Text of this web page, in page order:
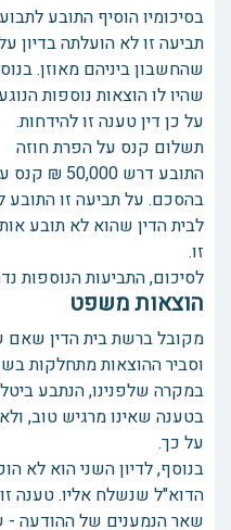
בסיכומיו הוסיף התובע לתבוע: 10,000 ₪ בגין
תביעה זו לא הועלתה בדיון
שהחשבון ביניהם מאוזן.
שהיו לו הוצאות נוספות
על כן דין טענה זו להידחות.
תשלום קנס על הפרת חוזה
התובע דרש
בהסכם. על תביעה זו התובע
לבית הדין שהוא לא תובע
זו.
לסיכום, התביעות הנוספות
הוצאות משפט
מקובל ברשת בית הדין שאם
וסביר ההוצאות מתחלקות
במקרה שלפנינו, הנתבע ביטל
בטענה שאינו מרגיש טוב,
על כך.
בנוסף, לדיון השני הוא לא
הדוא"ל שנשלח אליו. טענה
שאר הנמענים של ההודעה -